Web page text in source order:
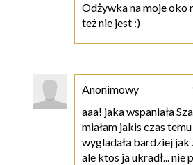
Odżywka na moje oko
też nie jest :)
Anonimowy
aaa! jaka wspaniała
miałam jakis czas
wygladała bardziej
ale ktos ja ukradł... nie